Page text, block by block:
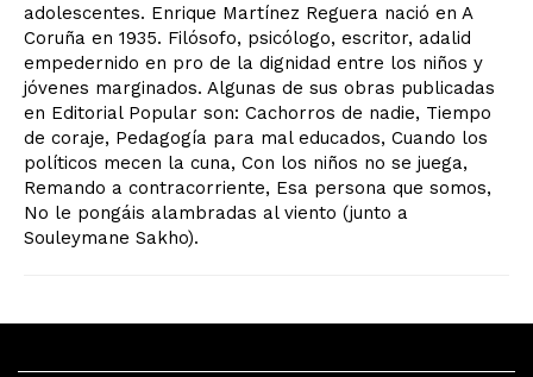
adolescentes. Enrique Martínez Reguera nació en A
Coruña en 1935. Filósofo, psicólogo, escritor, adalid
empedernido en pro de la dignidad entre los niños y
jóvenes marginados. Algunas de sus obras publicadas
en Editorial Popular son: Cachorros de nadie, Tiempo
de coraje, Pedagogía para mal educados, Cuando los
políticos mecen la cuna, Con los niños no se juega,
Remando a contracorriente, Esa persona que somos,
No le pongáis alambradas al viento (junto a
Souleymane Sakho).